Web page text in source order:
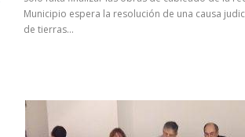
Municipio espera la resolución de una causa
de tierras...